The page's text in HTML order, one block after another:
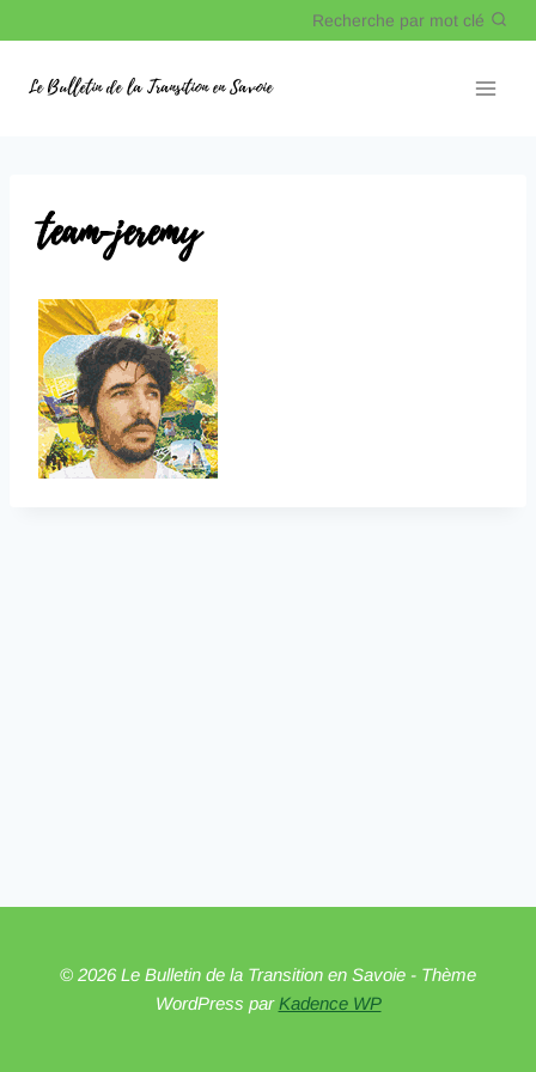
Recherche par mot clé
Le Bulletin de la Transition en Savoie
team-jeremy
© 2026 Le Bulletin de la Transition en Savoie - Thème
WordPress parKadence WP